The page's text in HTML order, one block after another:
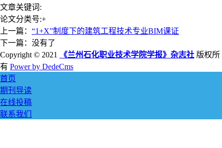
文章关键词:
论文分类号:+
上一篇： “1+X”制度下的建筑工程技术专业BIM课证
下一篇：没有了
Copyright © 2021
《兰州石化职业技术学院学报》杂志社 版权所
有 Power by DedeCms
首页
期刊导读
在线投稿
联系我们